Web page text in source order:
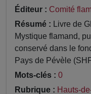
Éditeur : Comité
Résumé : Livre de
Mystique flamand,
conservé dans le
Pays de Pévèle
Mots-clés : 0
Rubrique : Hauts-